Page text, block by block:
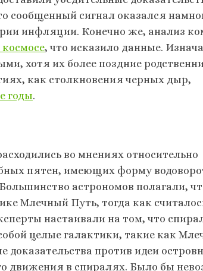
сообщенный сигнал оказался
инфляции. Конечно же, анализ
, что исказило данные.
хотя их более поздние
как столкновения черных дыр,
годы.
во мнениях относительно
пятен, имеющих форму
астрономов полагали,
Млечный Путь, тогда как
настаивали на том, что
целые галактики, такие как
против идеи
движения в спиралях. Было бы